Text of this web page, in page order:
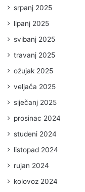
srpanj 2025
lipanj 2025
svibanj 2025
travanj 2025
ožujak 2025
veljača 2025
siječanj 2025
prosinac 2024
studeni 2024
listopad 2024
rujan 2024
kolovoz 2024